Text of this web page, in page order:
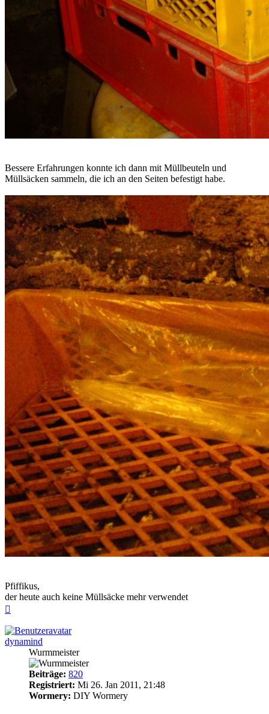
Bessere Erfahrungen konnte ich dann mit Müllbeuteln und
Müllsäcken sammeln, die ich an den Seiten befestigt habe.
Pfiffikus,
der heute auch keine Müllsäcke mehr verwendet
dynamind
Wurmmeister
Beiträge: 820
Registriert: Mi 26. Jan 2011, 21:48
Wormery: DIY Wormery